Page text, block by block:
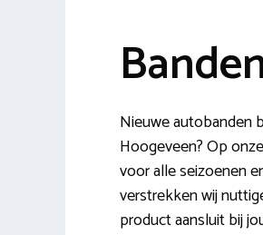
Nieuwe autobanden
Hoogeveen? Op
voor alle seizoenen
verstrekken wij
product aansluit bij